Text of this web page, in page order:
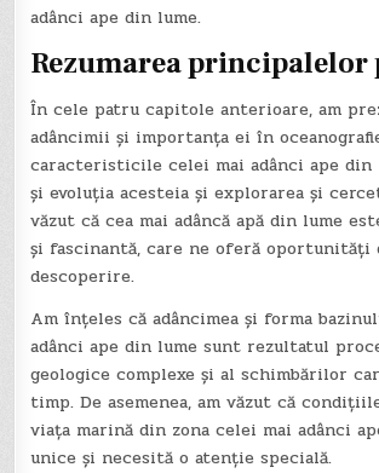
adânci ape din lume.
Rezumarea principalelor
În cele patru capitole anterioare, am
adâncimii și importanța ei în
caracteristicile celei mai adânci ape din
și evoluția acesteia și explorarea și
văzut că cea mai adâncă apă din lume
și fascinantă, care ne oferă oportunități
descoperire.
Am înțeles că adâncimea și forma
adânci ape din lume sunt rezultatul
geologice complexe și al schimbărilor
timp. De asemenea, am văzut că
viața marină din zona celei mai adânci
unice și necesită o atenție specială.